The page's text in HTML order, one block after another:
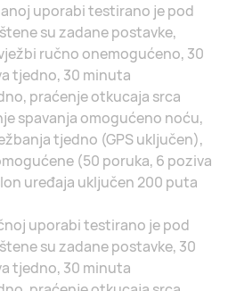
uporabi testirano je pod
su zadane postavke,
ručno onemogućeno, 30
tjedno, 30 minuta
praćenje otkucaja srca
spavanja omogućeno noću,
tjedno (GPS uključen),
(50 poruka, 6 poziva
uređaja uključen 200 puta
uporabi testirano je pod
su zadane postavke, 30
tjedno, 30 minuta